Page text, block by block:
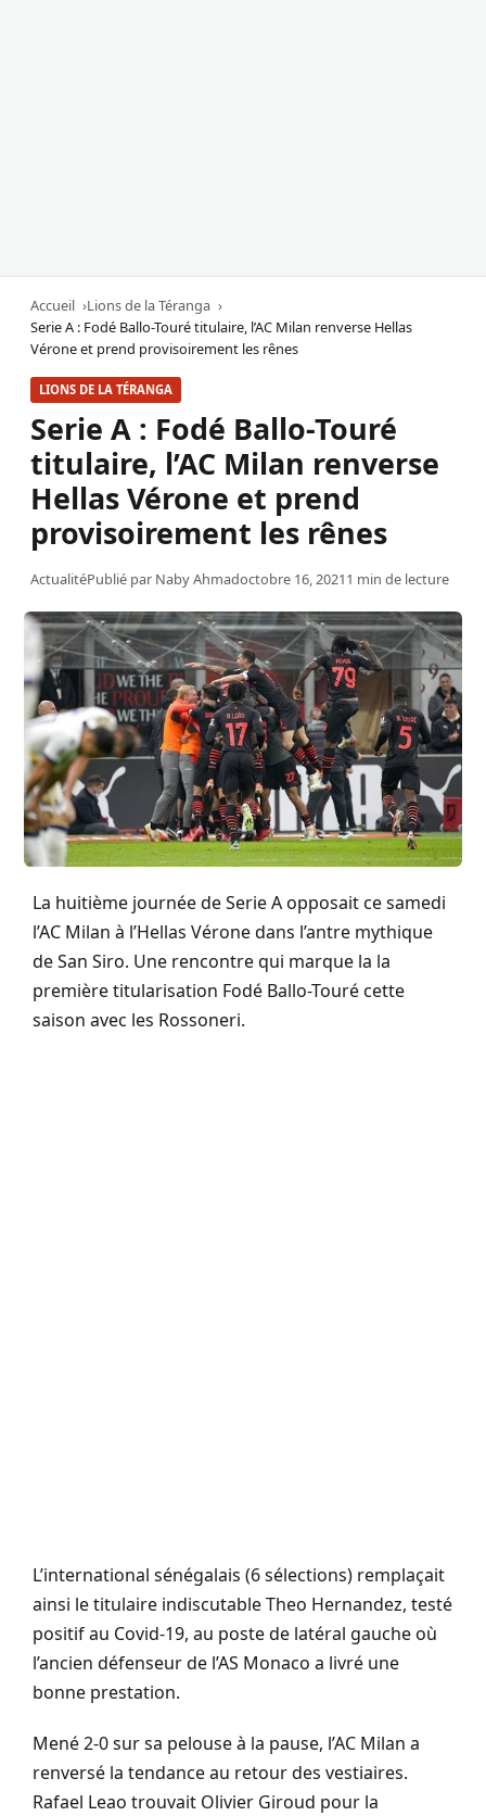
Accueil
Lions de la Téranga
Serie A : Fodé Ballo-Touré titulaire, l’AC Milan renverse Hellas
Vérone et prend provisoirement les rênes
LIONS DE LA TÉRANGA
Serie A : Fodé Ballo-Touré
titulaire, l’AC Milan renverse
Hellas Vérone et prend
provisoirement les rênes
ActualitéPublié par Naby Ahmadoctobre 16, 20211 min de lecture
La huitième journée de Serie A opposait ce samedi
l’AC Milan à l’Hellas Vérone dans l’antre mythique
de San Siro. Une rencontre qui marque la la
première titularisation Fodé Ballo-Touré cette
saison avec les Rossoneri.
L’international sénégalais (6 sélections) remplaçait
ainsi le titulaire indiscutable Theo Hernandez, testé
positif au Covid-19, au poste de latéral gauche où
l’ancien défenseur de l’AS Monaco a livré une
bonne prestation.
Mené 2-0 sur sa pelouse à la pause, l’AC Milan a
renversé la tendance au retour des vestiaires.
Rafael Leao trouvait Olivier Giroud pour la